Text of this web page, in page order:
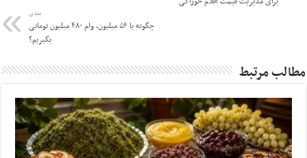
بعدی
چگونه با ۵۶ میلیون، وام ۴۸۰ میلیون تومانی
بگیریم؟
مطالب مرتبط